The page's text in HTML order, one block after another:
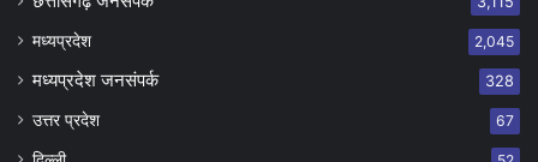
मध्यप्रदेश 2,045
मध्यप्रदेश जनसंपर्क 328
उत्तर प्रदेश 67